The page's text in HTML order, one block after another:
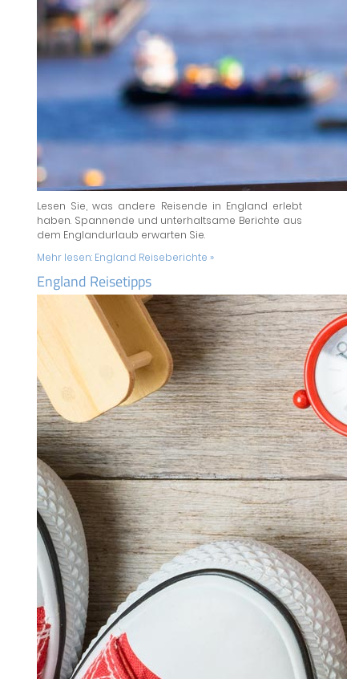
Lesen Sie, was andere Reisende in England erlebt
haben. Spannende und unterhaltsame Berichte aus
dem Englandurlaub erwarten Sie.
Mehr lesen: England Reiseberichte »
England Reisetipps